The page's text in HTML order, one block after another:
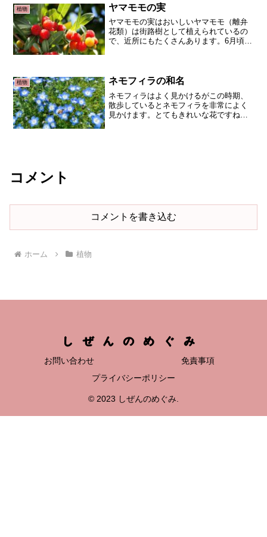
でナズナはよく見かける雑...
植物 ヤマモモの実
ヤマモモの実はおいしいヤマモモ（離弁
花類）は街路樹として植えられているの
で、近所にもたくさんあります。6月頃赤
達も食べたほうが良いと...
植物 ネモフィラの和名
ネモフィラはよく見かけるがこの時期、
散歩しているとネモフィラを非常によく
見かけます。とてもきれいな花ですね。
コメント
コメントを書き込む
ホーム 植物
しぜんのめぐみ
お問い合わせ
免責事項
プライバシーポリシー
© 2023 しぜんのめぐみ.